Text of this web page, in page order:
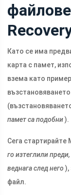
Като се има
карта с памет,
взема като
памет са подобни).
Сега стартирайте
го изтеглили
веднага след него ),
файл.